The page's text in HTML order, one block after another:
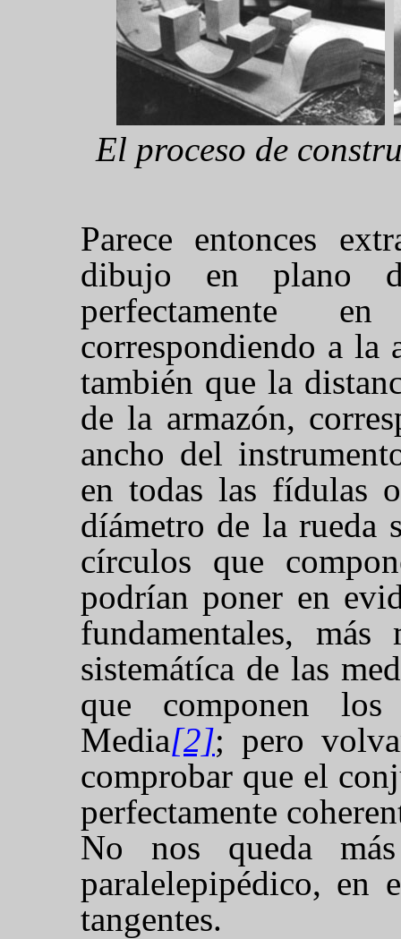
El proceso de
Parece entonces
dibujo en plano
perfectamente
correspondiendo a la
también que la
de la armazón,
ancho del
en todas las fídulas
díámetro de la rueda
círculos que
podrían poner en
fundamentales, más
sistemátíca de las
que componen
Media[2]; pero
comprobar que el
perfectamente
No nos queda
paralelepipédico, en
tangentes.